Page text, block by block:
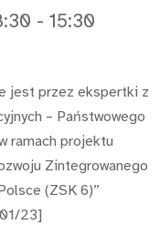
- 15:30
jest przez ekspertki z
– Państwowego
ramach projektu
Zintegrowanego
(ZSK 6)”
23]